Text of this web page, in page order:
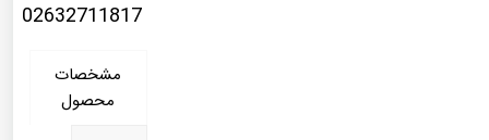
02632711817
مشخصات
محصول